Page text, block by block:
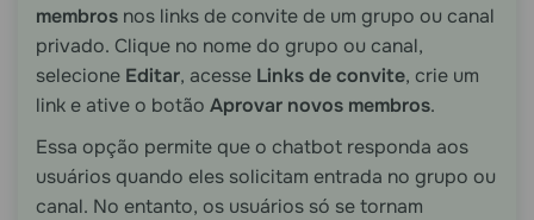
membros nos links de convite de um grupo ou canal
privado. Clique no nome do grupo ou canal,
selecione Editar, acesse Links de convite, crie um
link e ative o botão Aprovar novos membros.
Essa opção permite que o chatbot responda aos
usuários quando eles solicitam entrada no grupo ou
canal. No entanto, os usuários só se tornam